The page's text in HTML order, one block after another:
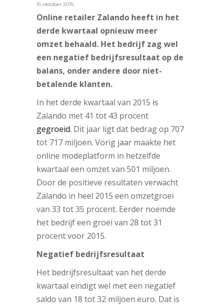
15 oktober 2015
Online retailer Zalando heeft in het
derde kwartaal opnieuw meer
omzet behaald. Het bedrijf zag wel
een negatief bedrijfsresultaat op de
balans, onder andere door niet-
betalende klanten.
In het derde kwartaal van 2015 is
Zalando met 41 tot 43 procent
gegroeid. Dit jaar ligt dat bedrag op 707
tot 717 miljoen. Vorig jaar maakte het
online modeplatform in hetzelfde
kwartaal een omzet van 501 miljoen.
Door de positieve resultaten verwacht
Zalando in heel 2015 een omzetgroei
van 33 tot 35 procent. Eerder noemde
het bedrijf een groei van 28 tot 31
procent voor 2015.
Negatief bedrijfsresultaat
Het bedrijfsresultaat van het derde
kwartaal eindigt wel met een negatief
saldo van 18 tot 32 miljoen euro. Dat is